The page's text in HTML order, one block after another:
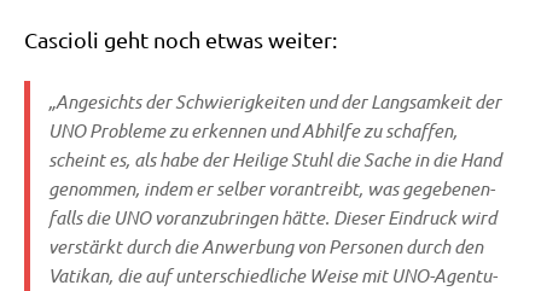
Cascio­li geht noch etwas weiter:
„Ange­sichts der Schwie­rig­kei­ten und der Lang­sam­keit der
UNO Pro­ble­me zu erken­nen und Abhil­fe zu schaf­fen,
scheint es, als habe der Hei­li­ge Stuhl die Sache in die Hand
genom­men, indem er sel­ber vor­an­treibt, was gege­be­nen­
falls die UNO vor­an­zu­brin­gen hät­te. Die­ser Ein­druck wird
ver­stärkt durch die Anwer­bung von Per­so­nen durch den
Vati­kan, die auf unter­schied­li­che Wei­se mit UNO-Agen­tu­